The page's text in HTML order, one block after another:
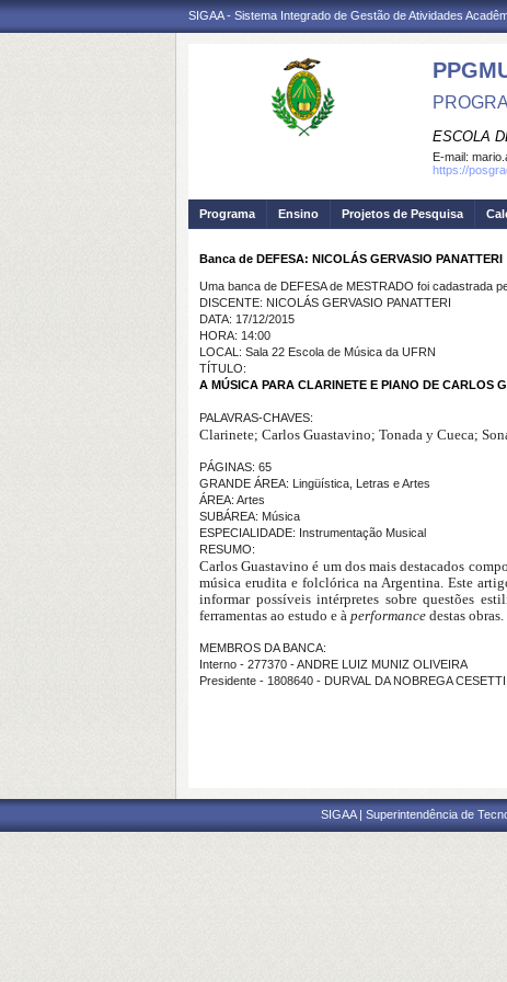
SIGAA - Sistema Integrado de Gestão de Atividades
ESCOLA
E-mail:
https://
Programa Ensino Projetos de Pesquisa
Banca de DEFESA: NICOLÁS GERVASIO PANATTERI
Uma banca de DEFESA de MESTRADO foi cadastrada
DISCENTE: NICOLÁS GERVASIO PANATTERI
DATA: 17/12/2015
HORA: 14:00
LOCAL: Sala 22 Escola de Música da UFRN
TÍTULO:
A MÚSICA PARA CLARINETE E PIANO DE CARLOS
PALAVRAS-CHAVES:
Clarinete; Carlos Guastavino; Tonada y Cueca;
PÁGINAS: 65
GRANDE ÁREA: Lingüística, Letras e Artes
ÁREA: Artes
SUBÁREA: Música
ESPECIALIDADE: Instrumentação Musical
RESUMO:
Carlos Guastavino é um dos mais destacados
música erudita e folclórica na Argentina. Este
informar possíveis intérpretes sobre questões
ferramentas ao estudo e à performance destas obras.
MEMBROS DA BANCA:
Interno - 277370 - ANDRE LUIZ MUNIZ OLIVEIRA
Presidente - 1808640 - DURVAL DA NOBREGA CESETTI
SIGAA | Superintendência de